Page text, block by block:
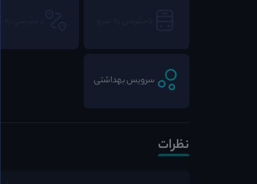
سرویس بهداشتی
نظرات